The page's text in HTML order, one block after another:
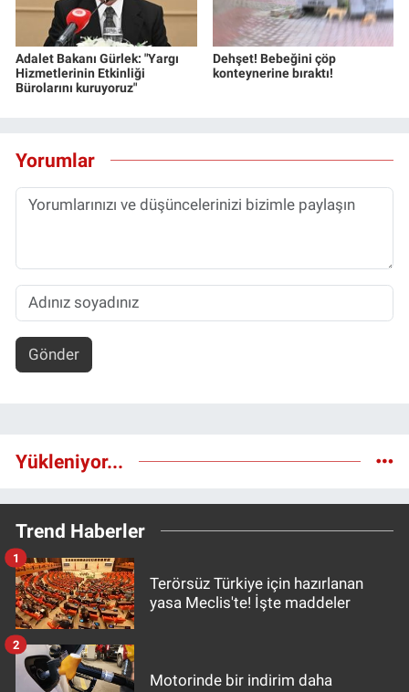
Adalet Bakanı Gürlek: "Yargı
Hizmetlerinin Etkinliği
Bürolarını kuruyoruz"
Dehşet! Bebeğini çöp
konteynerine bıraktı!
Yorumlar
Gönder
Yükleniyor...
Trend Haberler
Terörsüz Türkiye için hazırlanan
yasa Meclis'te! İşte maddeler
1
Motorinde bir indirim daha
2